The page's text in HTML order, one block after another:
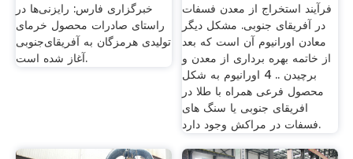
خبرگزاری فارس: رایزنی‌ها در
راستای صادرات محصول خرمای
تولیدی هرمزگان به آفریقای‌جنوبی
آغاز شده است.
فرآیند استخراج از معدن فسفات
در آفریقای جنوبی. مشکل دیگر
معادن اورانیوم آن است که بعد
از خاتمه بهره برداری از معدن و
برچیدن .. 4 اورانیوم به شکل
محصول فرعی همراه با طلا در
افریقای جنوبی یا سنگ های
فسفات در مراکش وجود دارد.